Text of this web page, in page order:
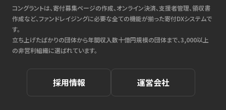
コングラントは、寄付募集ページの作成、オンライン決済、支援者管理、領収書
作成など、ファンドレイジングに必要な全ての機能が揃った寄付DXシステムで
す。
立ち上げたばかりの団体から年間収入数十億円規模の団体まで、3,000以上
の非営利組織に選ばれています。
採用情報 運営会社